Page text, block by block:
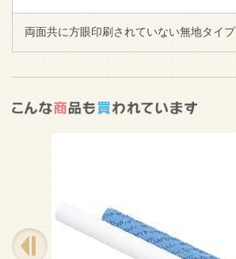
両面共に方眼印刷されていない無地タイプ